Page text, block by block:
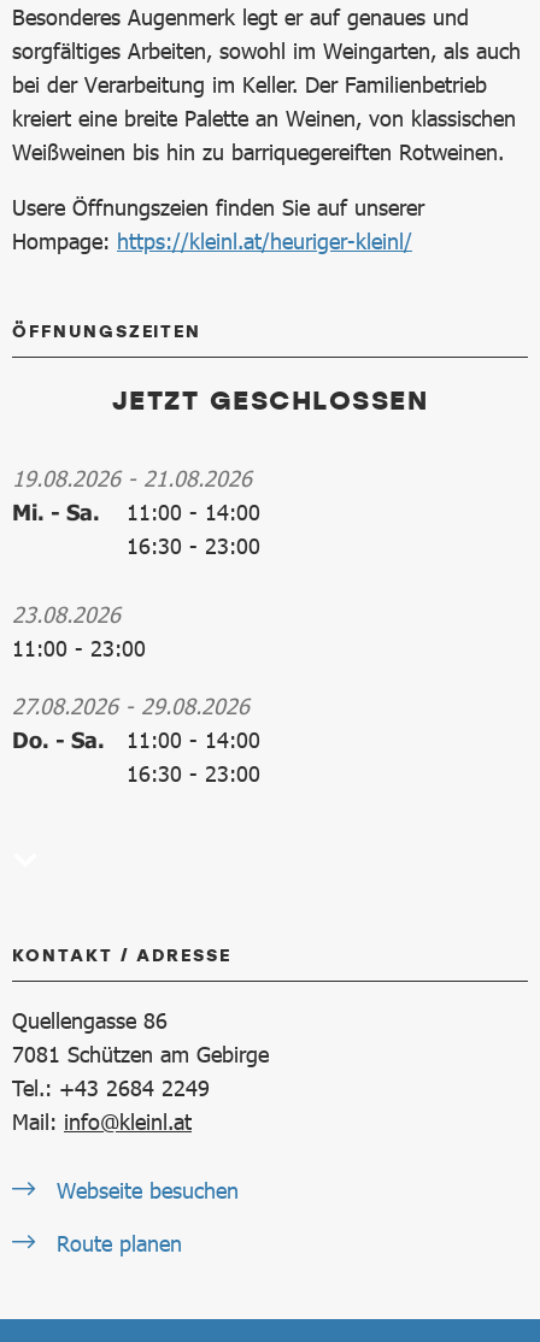
Besonderes Augenmerk legt er auf genaues und
sorgfältiges Arbeiten, sowohl im Weingarten, als auch
bei der Verarbeitung im Keller. Der Familienbetrieb
kreiert eine breite Palette an Weinen, von klassischen
Weißweinen bis hin zu barriquegereiften Rotweinen.
Usere Öffnungszeien finden Sie auf unserer
Hompage: https://kleinl.at/heuriger-kleinl/
ÖFFNUNGSZEITEN
JETZT GESCHLOSSEN
19.08.2026- 21.08.2026
Mi. - Sa.
11:00 - 14:00
16:30 - 23:00
23.08.2026
11:00 - 23:00
27.08.2026- 29.08.2026
Do. - Sa.
11:00 - 14:00
16:30 - 23:00
KONTAKT / ADRESSE
Quellengasse 86
7081 Schützen am Gebirge
Tel.: +43 2684 2249
Mail: info@kleinl.at
Webseite besuchen
Route planen